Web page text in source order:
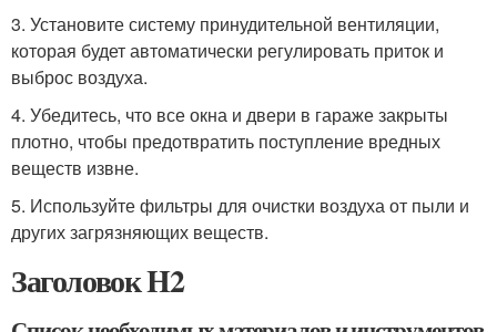
3. Установите систему принудительной вентиляции,
которая будет автоматически регулировать приток и
выброс воздуха.
4. Убедитесь, что все окна и двери в гараже закрыты
плотно, чтобы предотвратить поступление вредных
веществ извне.
5. Используйте фильтры для очистки воздуха от пыли и
других загрязняющих веществ.
Заголовок H2